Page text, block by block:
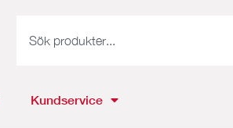
Kundservice